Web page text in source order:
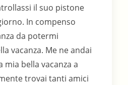
il suo pistone
In compenso
da potermi
vacanza. Me ne andai
mia bella vacanza a
trovai tanti amici